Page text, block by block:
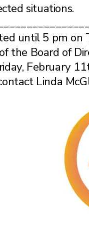
situations.
until 5 pm on
Board of
February
Linda